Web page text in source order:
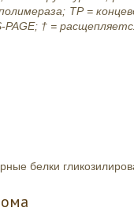
TP =
† =
белки